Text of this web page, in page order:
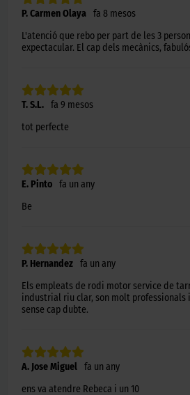
P. Carmen Olaya fa 8 mesos
L'atenció que rebo per part de les 3
expectacular. El cap dels mecànics,
T. S.L. fa 9 mesos
tot perfecte
E. Pinto fa un any
Be
P. Hernandez fa un any
Els empleats de rodi motor service de
industrial riu clar, son molt professionals
sense cap dubte.
A. Jose Miguel fa un any
ens va atendre Rebeca i un 10